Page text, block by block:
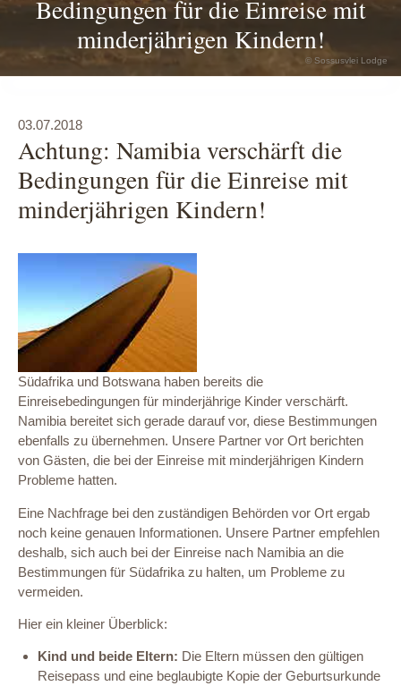
Bedingungen für die Einreise mit
minderjährigen Kindern!
© Sossusvlei Lodge
03.07.2018
Achtung: Namibia verschärft die
Bedingungen für die Einreise mit
minderjährigen Kindern!
Südafrika und Botswana haben bereits die
Einreisebedingungen für minderjährige Kinder verschärft.
Namibia bereitet sich gerade darauf vor, diese Bestimmungen
ebenfalls zu übernehmen. Unsere Partner vor Ort berichten
von Gästen, die bei der Einreise mit minderjährigen Kindern
Probleme hatten.
Eine Nachfrage bei den zuständigen Behörden vor Ort ergab
noch keine genauen Informationen. Unsere Partner empfehlen
deshalb, sich auch bei der Einreise nach Namibia an die
Bestimmungen für Südafrika zu halten, um Probleme zu
vermeiden.
Hier ein kleiner Überblick:
Kind und beide Eltern: Die Eltern müssen den gültigen
Reisepass und eine beglaubigte Kopie der Geburtsurkunde